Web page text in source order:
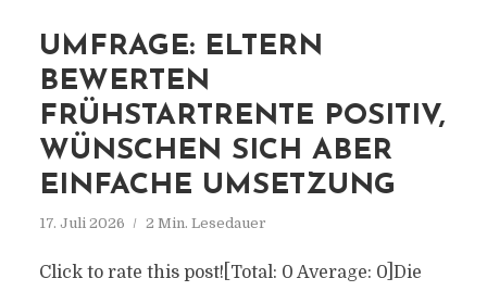
UMFRAGE: ELTERN
BEWERTEN
FRÜHSTARTRENTE POSITIV,
WÜNSCHEN SICH ABER
EINFACHE UMSETZUNG
17. Juli 2026 2 Min. Lesedauer
Click to rate this post![Total: 0 Average: 0]Die